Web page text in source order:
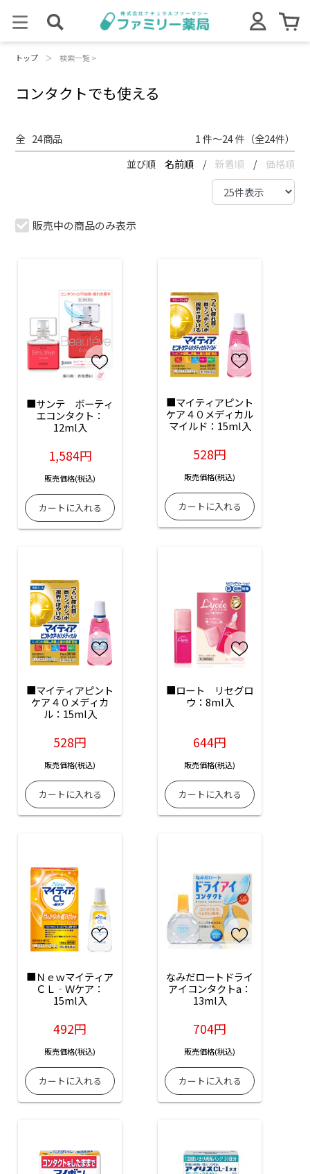
トップ ＞ 検索一覧 >
コンタクトでも使える
全 24商品 1 件～24 件（全24件）
並び順 名前順 / 新着順 / 価格順
販売中の商品のみ表示
■サンテ　ボーティ
エコンタクト：
12ml入
1,584円
販売価格(税込)
■マイティアピント
ケア４０メディカル
マイルド：15ml入
528円
販売価格(税込)
■マイティアピント
ケア４０メディカ
ル：15ml入
528円
販売価格(税込)
■ロート　リセグロ
ウ：8ml入
644円
販売価格(税込)
■Ｎｅｗマイティア
ＣＬ‐Ｗケア：
15ml入
492円
販売価格(税込)
なみだロートドライ
アイコンタクトa：
13ml入
704円
販売価格(税込)